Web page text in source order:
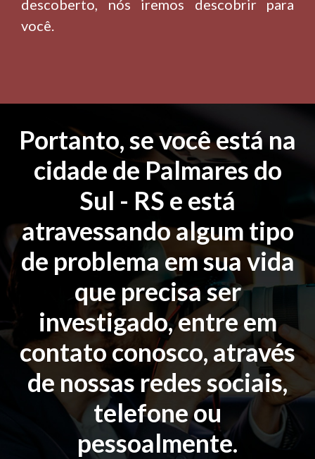
descoberto, nós iremos descobrir para
você.
Portanto, se você está na
cidade de Palmares do
Sul - RS e está
atravessando algum tipo
de problema em sua vida
que precisa ser
investigado, entre em
contato conosco, através
de nossas redes sociais,
telefone ou
pessoalmente.